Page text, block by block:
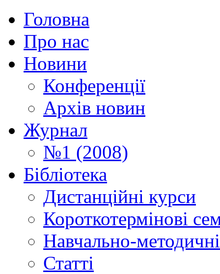
Головна
Про нас
Новини
Конференції
Архів новин
Журнал
№1 (2008)
Бібліотека
Дистанційні курси
Короткотермінові
Навчально-
Статті